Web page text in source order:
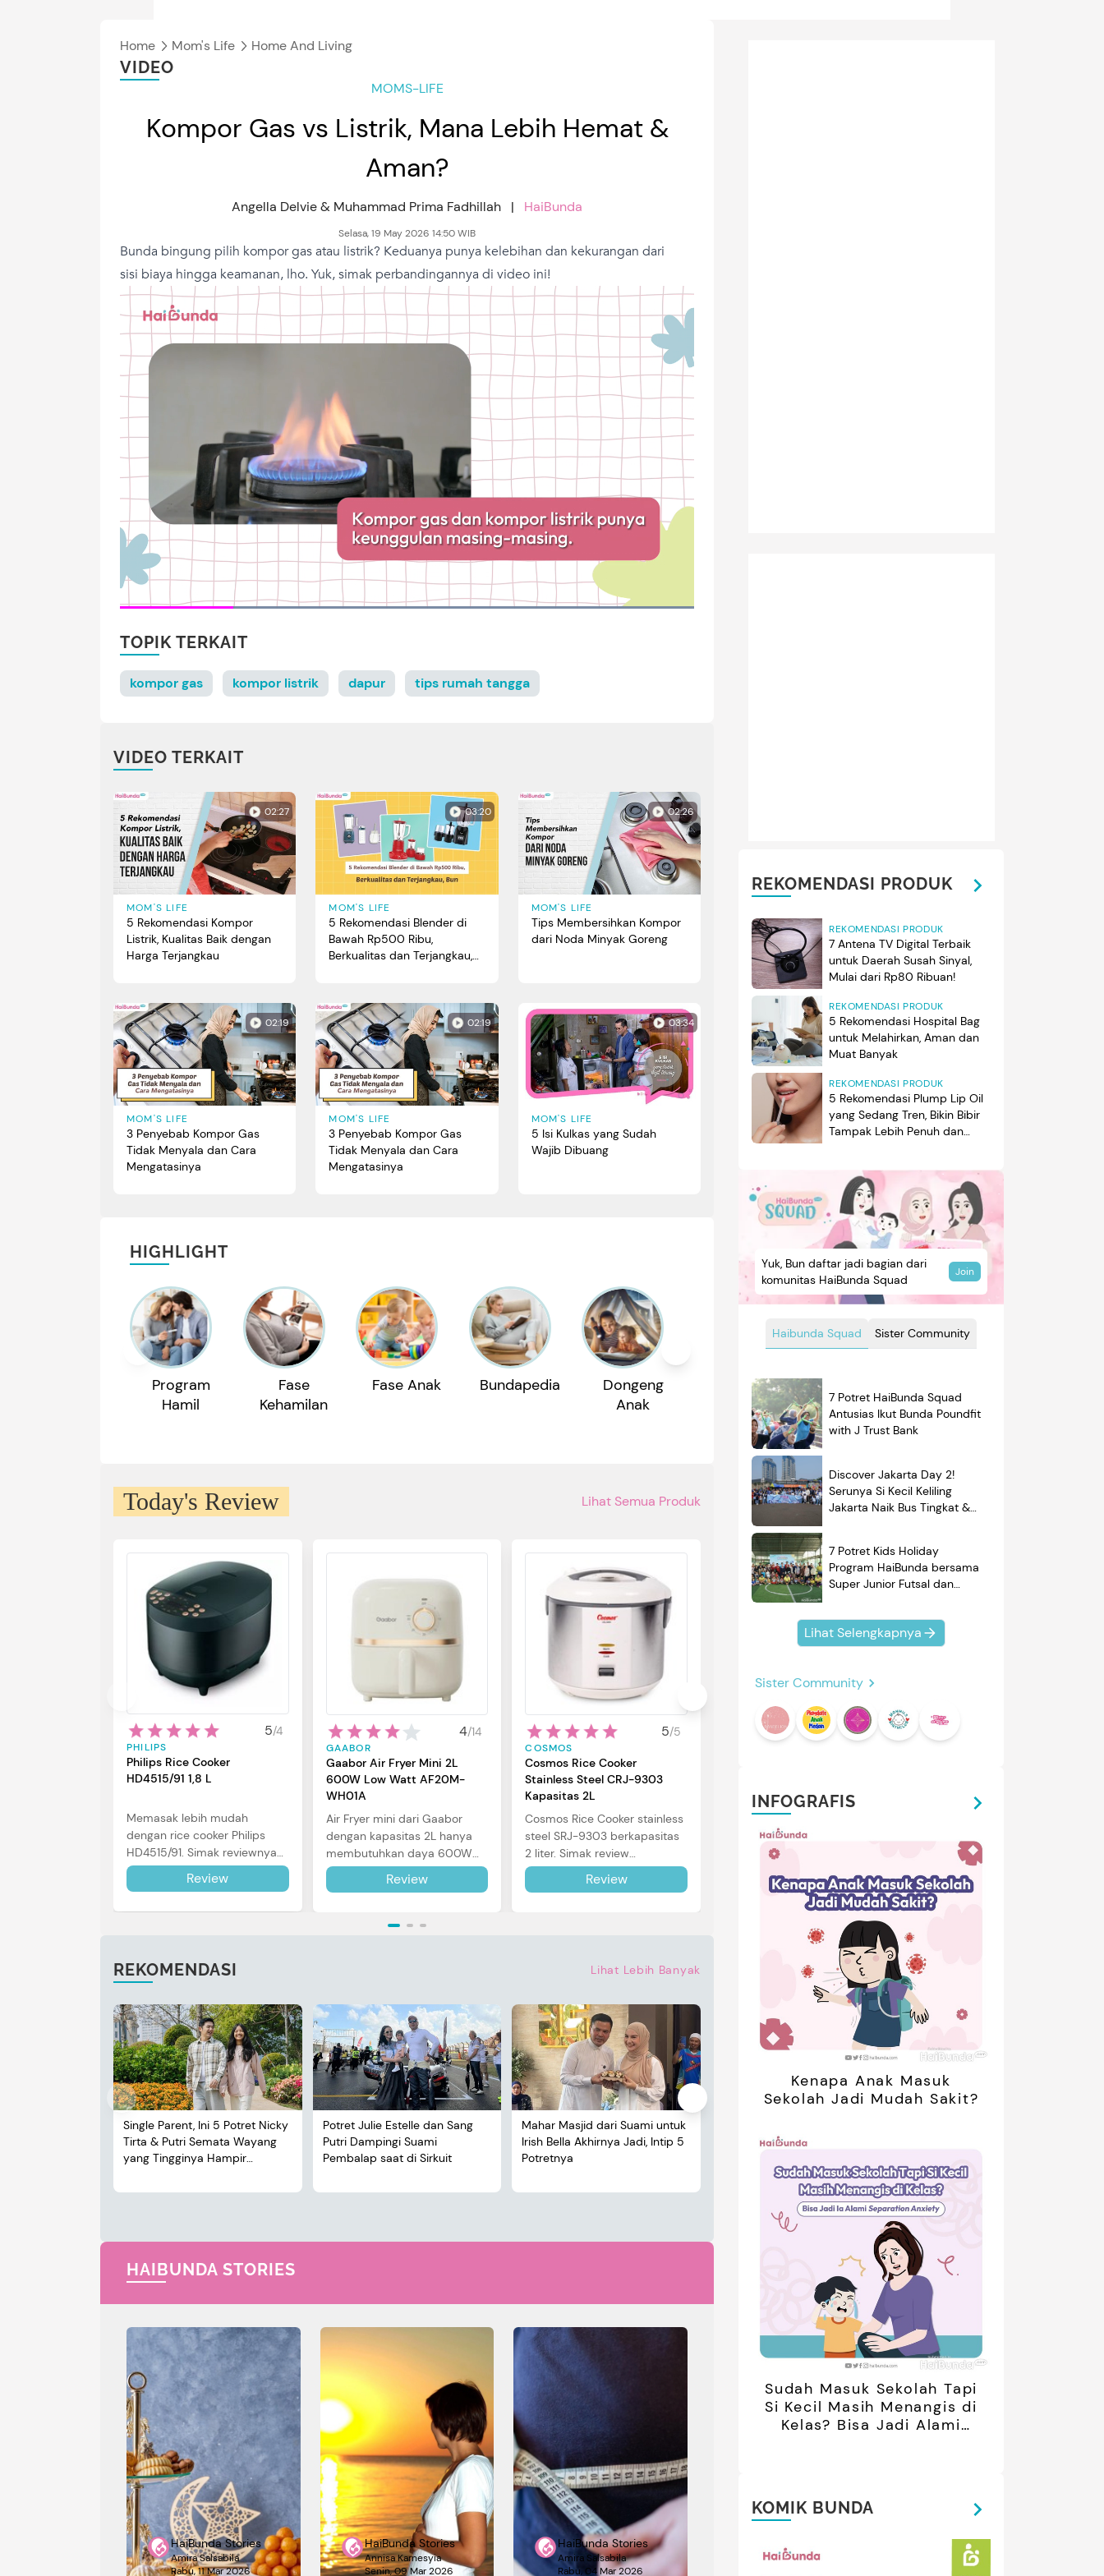
Home Mom's Life Home And Living
VIDEO
MOMS-LIFE
Kompor Gas vs Listrik, Mana Lebih Hemat &
Aman?
Angella Delvie & Muhammad Prima Fadhillah | HaiBunda
Selasa, 19 May 2026 14:50 WIB
Bunda bingung pilih kompor gas atau listrik? Keduanya punya kelebihan dan kekurangan dari
sisi biaya hingga keamanan, lho. Yuk, simak perbandingannya di video ini!
TOPIK TERKAIT
kompor gas kompor listrik dapur tips rumah tangga
VIDEO TERKAIT
02:27
MOM'S LIFE
5 Rekomendasi Kompor
Listrik, Kualitas Baik dengan
Harga Terjangkau
03:20
MOM'S LIFE
5 Rekomendasi Blender di
Bawah Rp500 Ribu,
Berkualitas dan Terjangkau,
02:26
MOM'S LIFE
Tips Membersihkan Kompor
dari Noda Minyak Goreng
02:19
MOM'S LIFE
3 Penyebab Kompor Gas
Tidak Menyala dan Cara
Mengatasinya
02:19
MOM'S LIFE
3 Penyebab Kompor Gas
Tidak Menyala dan Cara
Mengatasinya
03:34
MOM'S LIFE
5 Isi Kulkas yang Sudah
Wajib Dibuang
HIGHLIGHT
Program
Hamil
Fase
Kehamilan
Fase Anak Bundapedia
Dongeng
Anak
Rekomendasi
Produk
Today's Review Lihat Semua Produk
5/4
PHILIPS
Philips Rice Cooker
HD4515/91 1,8 L
Memasak lebih mudah
dengan rice cooker Philips
HD4515/91. Simak reviewnya
di sini.
Review
4/14
GAABOR
Gaabor Air Fryer Mini 2L
600W Low Watt AF20M-
WH01A
Air Fryer mini dari Gaabor
dengan kapasitas 2L hanya
membutuhkan daya 600W
dalam pemakaian. Simak
review selengkapnya di sini.
Review
5/5
COSMOS
Cosmos Rice Cooker
Stainless Steel CRJ-9303
Kapasitas 2L
Cosmos Rice Cooker stainless
steel SRJ-9303 berkapasitas
2 liter. Simak review
lengkapnya di sini.
Review
4/11
SHARP
Super Aquamagic ES-T85NT-
Super Aquamagic
berkapasitas 8kg, cukup
untuk penggunaan keluarga
sehari-hari. Simak reviewnya
Review
SMC7047 Upgrade
menarik. Simak reviewnya di
sini.
REKOMENDASI Lihat Lebih Banyak
Single Parent, Ini 5 Potret Nicky
Tirta & Putri Semata Wayang
yang Tingginya Hampir
Potret Julie Estelle dan Sang
Putri Dampingi Suami
Pembalap saat di Sirkuit
Mahar Masjid dari Suami untuk
Irish Bella Akhirnya Jadi, Intip 5
Potretnya
Luar Negeri Usai Menikah, Intip
oleh Netizen
HAIBUNDA STORIES
HaiBunda Stories
Amira Salsabila
Rabu, 11 Mar 2026
HaiBunda Stories
Annisa Karnesyia
Senin, 09 Mar 2026
HaiBunda Stories
Amira Salsabila
Rabu, 04 Mar 2026
REKOMENDASI PRODUK
REKOMENDASI PRODUK
7 Antena TV Digital Terbaik
untuk Daerah Susah Sinyal,
Mulai dari Rp80 Ribuan!
REKOMENDASI PRODUK
5 Rekomendasi Hospital Bag
untuk Melahirkan, Aman dan
Muat Banyak
REKOMENDASI PRODUK
5 Rekomendasi Plump Lip Oil
yang Sedang Tren, Bikin Bibir
Tampak Lebih Penuh dan
Haibunda Squad Sister Community
Yuk, Bun daftar jadi bagian dari
komunitas HaiBunda Squad
Join
7 Potret HaiBunda Squad
Antusias Ikut Bunda Poundfit
with J Trust Bank
Discover Jakarta Day 2!
Serunya Si Kecil Keliling
Jakarta Naik Bus Tingkat &
7 Potret Kids Holiday
Program HaiBunda bersama
Super Junior Futsal dan
Kompak Banget!
Lihat Selengkapnya
Sister Community
INFOGRAFIS
Kenapa Anak Masuk
Sekolah Jadi Mudah Sakit?
Sudah Masuk Sekolah Tapi
Si Kecil Masih Menangis di
Kelas? Bisa Jadi Alami
KOMIK BUNDA